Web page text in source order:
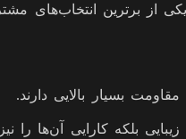
یکی از برترین
بسیار بالایی دارند.
بلکه کارایی آن‌ها را